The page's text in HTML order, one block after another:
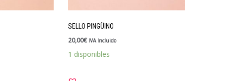
SELLO PINGÜINO
20,00€ IVA Incluido
1 disponibles